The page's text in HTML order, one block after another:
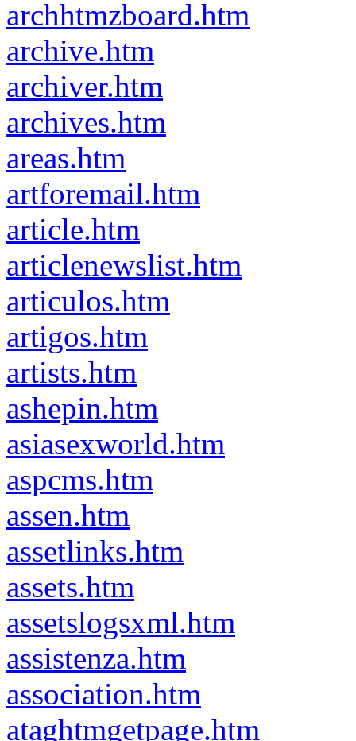
archhtmzboard.htm
archive.htm
archiver.htm
archives.htm
areas.htm
artforemail.htm
article.htm
articlenewslist.htm
articulos.htm
artigos.htm
artists.htm
ashepin.htm
asiasexworld.htm
aspcms.htm
assen.htm
assetlinks.htm
assets.htm
assetslogsxml.htm
assistenza.htm
association.htm
ataghtmgetpage.htm